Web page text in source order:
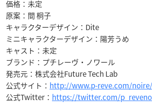
価格：未定
原案：間 桐子
キャラクターデザイン：Dite
ミニキャラクターデザイン：陽芳うめ
キャスト：未定
ブランド：プチレーヴ・ノワール
発売元：株式会社Future Tech Lab
公式サイト： http://www.p-reve.com/
公式Twitter： https://twitter.com/